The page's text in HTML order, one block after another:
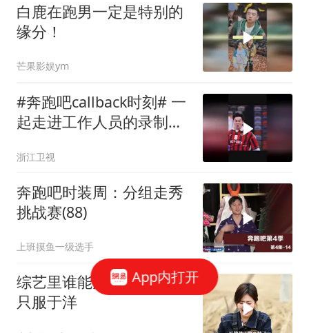
白鹿在跑男一定是特别的
缘分！
芒果影娱ym
#奔跑吧callback时刻# 一
起走进工作人员的录制幕
拍摄的真实日常～（视频
来源：牛牛冲冲冲）#奔
跑吧# 奔跑吧
浙江卫视
奔跑吧时装周：分组走秀
挑战赛(88)
上班摸鱼一级选手
综艺里谁能治住白鹿？我
只服于洋
App内打开